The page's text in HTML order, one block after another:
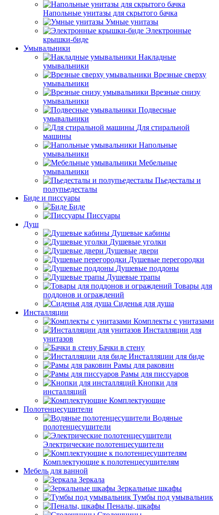
Напольные унитазы для скрытого бачка
Умные унитазы
Электронные
крышки-биде
Умывальники
Накладные
умывальники
Врезные сверху
умывальники
Врезные снизу
умывальники
Подвесные
умывальники
Для стиральной
машины
Напольные
умывальники
Мебельные
умывальники
Пьедесталы и
полупьедесталы
Биде и писсуары
Биде
Писсуары
Душ
Душевые кабины
Душевые уголки
Душевые двери
Душевые перегородки
Душевые поддоны
Душевые трапы
Товары для
поддонов и ограждений
Сиденья для душа
Инсталляции
Комплекты с унитазами
Инсталляции для
унитазов
Бачки в стену
Инсталляции для биде
Рамы для раковин
Рамы для писсуаров
Кнопки для
инсталляций
Комплектующие
Полотенцесушители
Водяные
полотенцесушители
Электрические полотенцесушители
Комплектующие к полотенцесушителям
Мебель для ванной
Зеркала
Зеркальные шкафы
Тумбы под умывальник
Пеналы, шкафы